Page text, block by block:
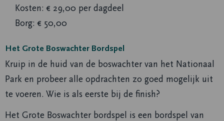
Kosten: € 29,00 per dagdeel
Borg: € 50,00
Het Grote Boswachter Bordspel
Kruip in de huid van de boswachter van het Nationaal
Park en probeer alle opdrachten zo goed mogelijk uit
te voeren. Wie is als eerste bij de finish?
Het Grote Boswachter bordspel is een bordspel van